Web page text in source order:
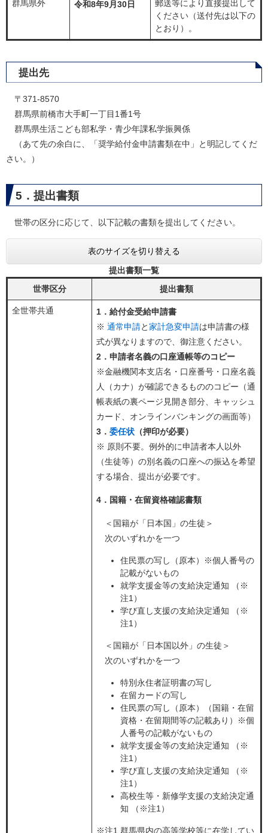
群馬県外 令和8年9月30日
郵送等により直接提出して
ください（送付先は以下の
とおり）。
提出先
〒371-8570
群馬県前橋市大手町一丁目1番1号
群馬県生活こども部私学・青少年課私学振興係
（あて先の余白に、「奨学給付金申請書類在中」と明記してくだ
さい。）
5．提出書類
世帯の区分に応じて、以下記載の書類を提出してください。
表のサイズを切り替える
提出書類一覧
世帯区分
提出書類
全世帯共通
1．給付金受給申請書
※ 通常申請と家計急変申請は申請書の様
式が異なりますので、御注意ください。
2．申請者名義の口座通帳等のコピー
※金融機関本支店名・口座番号・口座名義
人（カナ）が確認できるもののコピー（通
帳表紙の裏ページ見開き部分、キャッシュ
カード、オンラインバンキングの画面等）
3． 委任状 （押印が必要）
※ 原則不要。例外的に申請者本人以外
（生徒等）の別名義の口座への振込を希望
する場合、提出が必要です。​
4．国籍・在留資格確認書類
＜国籍が「日本国」の生徒＞
次のいずれかを一つ
​住民票の写し（原本）※個人番号の
記載がないもの
就学支援金等の支給決定通知 （※
注1）
学び直し支援の支給決定通知 （※
注1）
＜国籍が「日本国以外」の生徒＞
次のいずれかを一つ
特別永住者証明書の写し
在留カードの写し
住民票の写し（原本）（国籍・在留
資格・在留期間等の記載あり）※個
人番号の記載がないもの
就学支援金等の支給決定通知 （※
注1）
学び直し支援の支給決定通知 （※
注1）
高校生等・新修学支援の支給決定通
知 （※注1）
※注1 群馬県内の高等学校等に在学してい